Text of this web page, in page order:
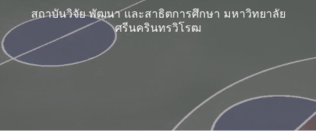
สถาบันวิจัย พัฒนา และสาธิตการศึกษา มหาวิทยาลัย
ศรีนครินทรวิโรฒ